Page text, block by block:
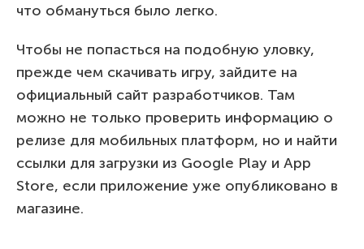
что обмануться было легко.
Чтобы не попасться на подобную уловку,
прежде чем скачивать игру, зайдите на
официальный сайт разработчиков. Там
можно не только проверить информацию о
релизе для мобильных платформ, но и найти
ссылки для загрузки из Google Play и App
Store, если приложение уже опубликовано в
магазине.